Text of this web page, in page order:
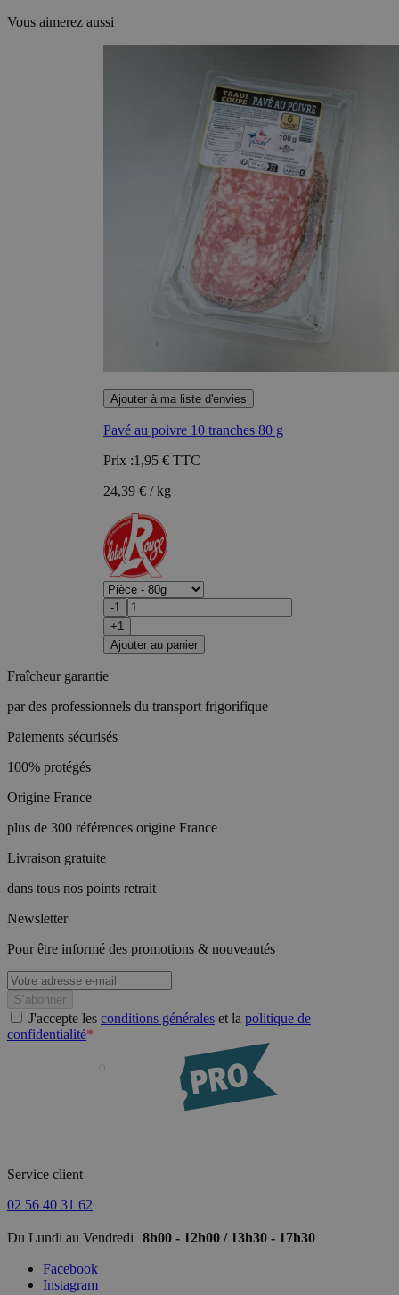
Vous aimerez aussi
Ajouter à ma liste d'envies
Pavé au poivre 10 tranches 80 g
Prix :1,95 € TTC
24,39 € / kg
-1
+1
Ajouter au panier
Fraîcheur garantie
par des professionnels du transport frigorifique
Paiements sécurisés
100% protégés
Origine France
plus de 300 références origine France
Livraison gratuite
dans tous nos points retrait
Newsletter
Pour être informé des promotions & nouveautés
J'accepte les conditions générales et la politique de
confidentialité*
Service client
02 56 40 31 62
Du Lundi au Vendredi 8h00 - 12h00 / 13h30 - 17h30
Facebook
Instagram